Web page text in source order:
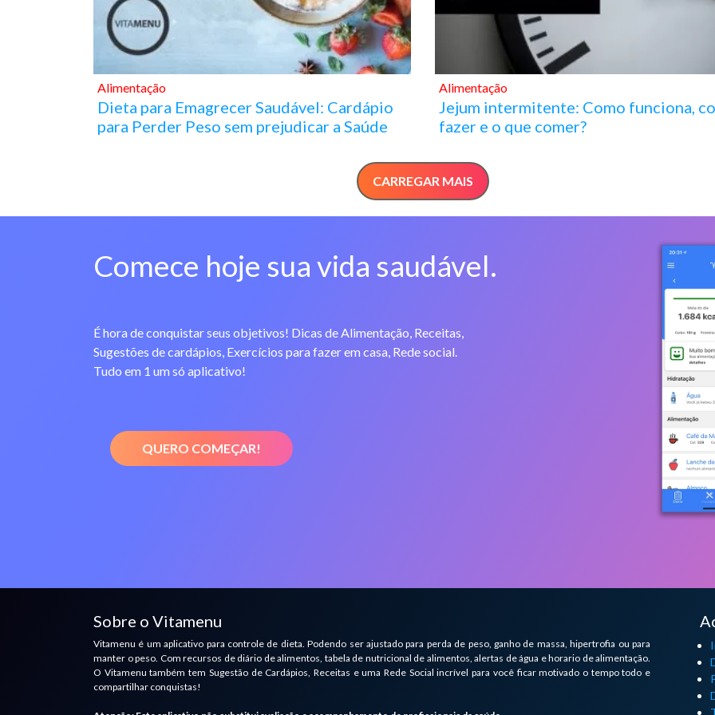
Alimentação
Dieta para Emagrecer Saudável: Cardápio
para Perder Peso sem prejudicar a Saúde
Alimentação
Jejum intermitente: Como funciona,
fazer e o que comer?
CARREGAR MAIS
Comece hoje sua vida saudável.
É hora de conquistar seus objetivos! Dicas de Alimentação, Receitas,
Sugestões de cardápios, Exercícios para fazer em casa, Rede social.
Tudo em 1 um só aplicativo!
QUERO COMEÇAR!
Sobre o Vitamenu
Vitamenu é um aplicativo para controle de dieta. Podendo ser ajustado para perda de peso, ganho de massa, hipertrofia ou para
manter o peso. Com recursos de diário de alimentos, tabela de nutricional de alimentos, alertas de água e horario de alimentação.
O Vitamenu também tem Sugestão de Cardápios, Receitas e uma Rede Social incrível para você ficar motivado o tempo todo e
compartilhar conquistas!